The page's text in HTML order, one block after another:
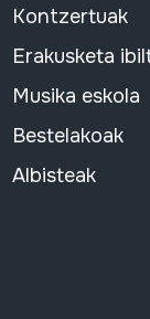
Kontzertuak
Erakusketa
Musika eskola
Bestelakoak
Albisteak